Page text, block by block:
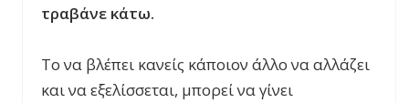
τραβάνε κάτω.
Το να βλέπει κανείς κάποιον άλλο να αλλάζει
και να εξελίσσεται, μπορεί να γίνει